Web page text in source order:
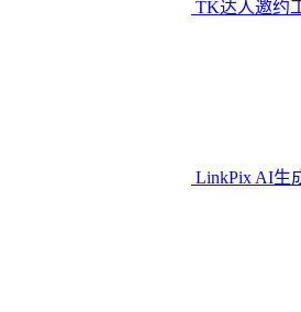
TK达人邀约
LinkPix AI生